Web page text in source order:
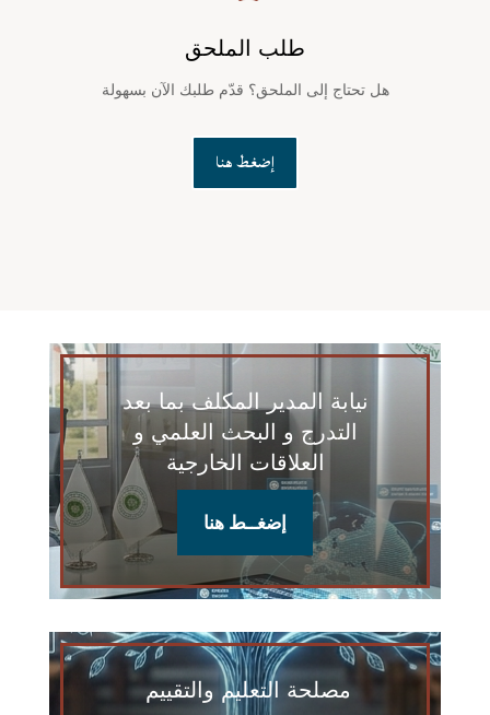
طلب الملحق
هل تحتاج إلى الملحق؟ قدّم طلبك الآن بسهولة
إضغط هنا
نيابة المدير المكلف بما بعد
التدرج و البحث العلمي و
العلاقات الخارجية
إضغــط هنا
مصلحة التعليم والتقييم